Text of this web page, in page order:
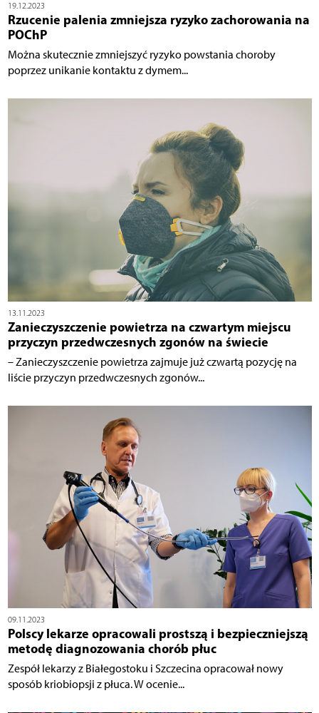
19.12.2023
Rzucenie palenia zmniejsza ryzyko zachorowania na
POChP
Można skutecznie zmniejszyć ryzyko powstania choroby
poprzez unikanie kontaktu z dymem...
13.11.2023
Zanieczyszczenie powietrza na czwartym miejscu
przyczyn przedwczesnych zgonów na świecie
– Zanieczyszczenie powietrza zajmuje już czwartą pozycję na
liście przyczyn przedwczesnych zgonów...
09.11.2023
Polscy lekarze opracowali prostszą i bezpieczniejszą
metodę diagnozowania chorób płuc
Zespół lekarzy z Białegostoku i Szczecina opracował nowy
sposób kriobiopsji z płuca. W ocenie...